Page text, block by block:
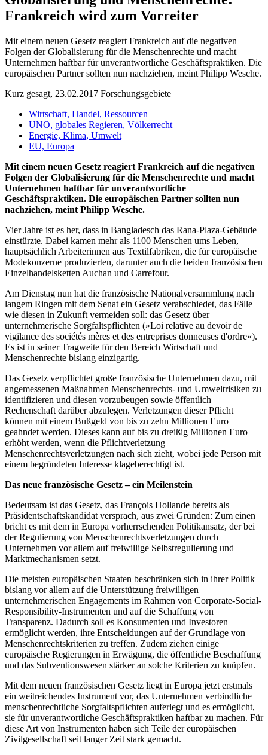
Frankreich wird zum Vorreiter
Mit einem neuen Gesetz reagiert Frankreich auf die negativen
Folgen der Globalisierung für die Menschenrechte und macht
Unternehmen haftbar für unverantwortliche Geschäftspraktiken. Die
europäischen Partner sollten nun nachziehen, meint Philipp Wesche.
Kurz gesagt, 23.02.2017 Forschungsgebiete
Wirtschaft, Handel, Ressourcen
UNO, globales Regieren, Völkerrecht
Energie, Klima, Umwelt
EU, Europa
Mit einem neuen Gesetz reagiert Frankreich auf die negativen
Folgen der Globalisierung für die Menschenrechte und macht
Unternehmen haftbar für unverantwortliche
Geschäftspraktiken. Die europäischen Partner sollten nun
nachziehen, meint Philipp Wesche.
Vier Jahre ist es her, dass in Bangladesch das Rana-Plaza-Gebäude
einstürzte. Dabei kamen mehr als 1100 Menschen ums Leben,
hauptsächlich Arbeiterinnen aus Textilfabriken, die für europäische
Modekonzerne produzierten, darunter auch die beiden französischen
Einzelhandelsketten Auchan und Carrefour.
Am Dienstag nun hat die französische Nationalversammlung nach
langem Ringen mit dem Senat ein Gesetz verabschiedet, das Fälle
wie diesen in Zukunft vermeiden soll: das Gesetz über
unternehmerische Sorgfaltspflichten (»Loi relative au devoir de
vigilance des sociétés mères et des entreprises donneuses d'ordre«).
Es ist in seiner Tragweite für den Bereich Wirtschaft und
Menschenrechte bislang einzigartig.
Das Gesetz verpflichtet große französische Unternehmen dazu, mit
angemessenen Maßnahmen Menschenrechts- und Umweltrisiken zu
identifizieren und diesen vorzubeugen sowie öffentlich
Rechenschaft darüber abzulegen. Verletzungen dieser Pflicht
können mit einem Bußgeld von bis zu zehn Millionen Euro
geahndet werden. Dieses kann auf bis zu dreißig Millionen Euro
erhöht werden, wenn die Pflichtverletzung
Menschenrechtsverletzungen nach sich zieht, wobei jede Person mit
einem begründeten Interesse klageberechtigt ist.
Das neue französische Gesetz – ein Meilenstein
Bedeutsam ist das Gesetz, das François Hollande bereits als
Präsidentschaftskandidat versprach, aus zwei Gründen: Zum einen
bricht es mit dem in Europa vorherrschenden Politikansatz, der bei
der Regulierung von Menschenrechtsverletzungen durch
Unternehmen vor allem auf freiwillige Selbstregulierung und
Marktmechanismen setzt.
Die meisten europäischen Staaten beschränken sich in ihrer Politik
bislang vor allem auf die Unterstützung freiwilligen
unternehmerischen Engagements im Rahmen von Corporate-Social-
Responsibility-Instrumenten und auf die Schaffung von
Transparenz. Dadurch soll es Konsumenten und Investoren
ermöglicht werden, ihre Entscheidungen auf der Grundlage von
Menschenrechtskriterien zu treffen. Zudem ziehen einige
europäische Regierungen in Erwägung, die öffentliche Beschaffung
und das Subventionswesen stärker an solche Kriterien zu knüpfen.
Mit dem neuen französischen Gesetz liegt in Europa jetzt erstmals
ein weitreichendes Instrument vor, das Unternehmen verbindliche
menschenrechtliche Sorgfaltspflichten auferlegt und es ermöglicht,
sie für unverantwortliche Geschäftspraktiken haftbar zu machen. Für
diese Art von Instrumenten haben sich Teile der europäischen
Zivilgesellschaft seit langer Zeit stark gemacht.